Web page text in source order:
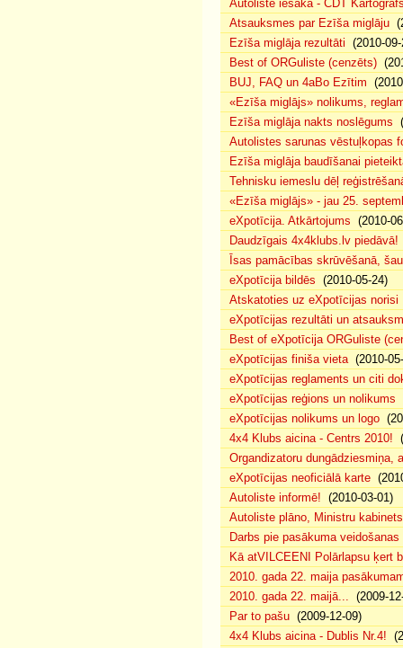
Autoliste iesaka - CDT
Atsauksmes par Ezīša miglāju
Ezīša miglāja rezultāti (2010-
Best of ORGuliste (cenzēts)
BUJ, FAQ un 4aBo Ezītim
«Ezīša miglājs» nolikums,
Ezīša miglāja nakts noslēgums
Autolistes sarunas vēstuļkopas
Ezīša miglāja baudīšanai
Tehnisku iemeslu dēļ
«Ezīša miglājs» - jau 25.
eXpotīcija. Atkārtojums (2010-
Daudzīgais 4x4klubs.lv piedāvā!
Īsas pamācības skrūvēšanā,
eXpotīcija bildēs (2010-05-24)
Atskatoties uz eXpotīcijas norisi
eXpotīcijas rezultāti un
Best of eXpotīcija ORGuliste
eXpotīcijas finiša vieta(2010-
eXpotīcijas reglaments un citi
eXpotīcijas reģions un nolikums
eXpotīcijas nolikums un logo
4x4 Klubs aicina - Centrs 2010!
Organdizatoru dungādziesmiņa,
eXpotīcijas neoficiālā karte
Autoliste informē! (2010-03-01)
Autoliste plāno, Ministru
Darbs pie pasākuma
Kā atVILCEENI Polārlapsu ķert
2010. gada 22. maija
2010. gada 22. maijā... (2009-
Par to pašu (2009-12-09)
4x4 Klubs aicina - Dublis Nr.4!